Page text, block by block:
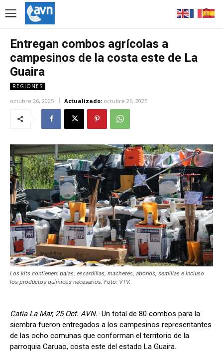
Entregan combos agrícolas a
campesinos de la costa este de La
Guaira
REGIONES
octubre 26, 2025 Actualizado: octubre 26, 2025
Los kits contienen: palas, escardillas, machetes, abonos, semillas e incluso
los productos químicos necesarios. Foto: VTV.
Catia La Mar, 25 Oct. AVN.-Un total de 80 combos para la
siembra fueron entregados a los campesinos representantes
de las ocho comunas que conforman el territorio de la
parroquia Caruao, costa este del estado La Guaira.